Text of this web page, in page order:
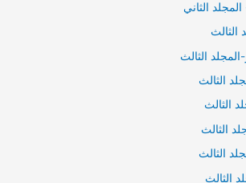
الثاني
الثالث
الثالث
الثالث
الثالث
الثالث
الثالث
الثالث